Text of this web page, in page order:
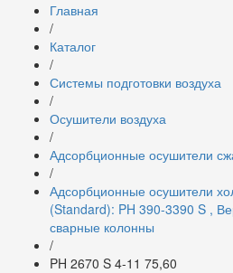
Главная
/
Каталог
/
Системы подготовки воздуха
/
Осушители воздуха
/
Адсорбционные осушители
/
Адсорбционные осушители
(Standard): PH 390-3390 S ,
сварные колонны
/
PH 2670 S 4-11 75,60